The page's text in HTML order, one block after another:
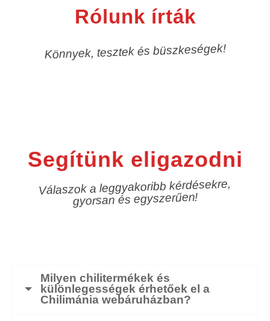
Rólunk írták
Könnyek, tesztek és büszkeségek!
Segítünk eligazodni
Válaszok a leggyakoribb kérdésekre,
gyorsan és egyszerűen!
Milyen chilitermékek és
különlegességek érhetőek el a
Chilimánia webáruházban?